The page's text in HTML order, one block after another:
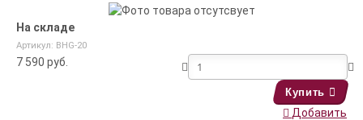
На складе
Артикул: BHG-20
7 590 руб.
Купить
Добавить